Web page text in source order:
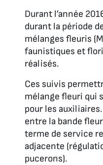
Durant l’année
durant la période
mélanges fleuris
faunistiques et
réalisés.
Ces suivis
mélange fleuri qui
pour les
entre la bande
terme de service
adjacente
pucerons).